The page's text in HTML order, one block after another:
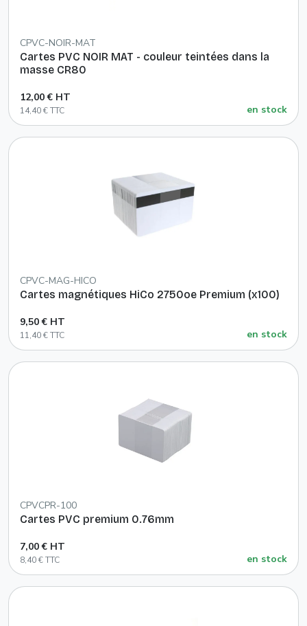
CPVC-NOIR-MAT
Cartes PVC NOIR MAT - couleur teintées dans la
masse CR80
12,00 € HT
14,40 € TTC en stock
CPVC-MAG-HICO
Cartes magnétiques HiCo 2750oe Premium (x100)
9,50 € HT
11,40 € TTC en stock
CPVCPR-100
Cartes PVC premium 0.76mm
7,00 € HT
8,40 € TTC en stock